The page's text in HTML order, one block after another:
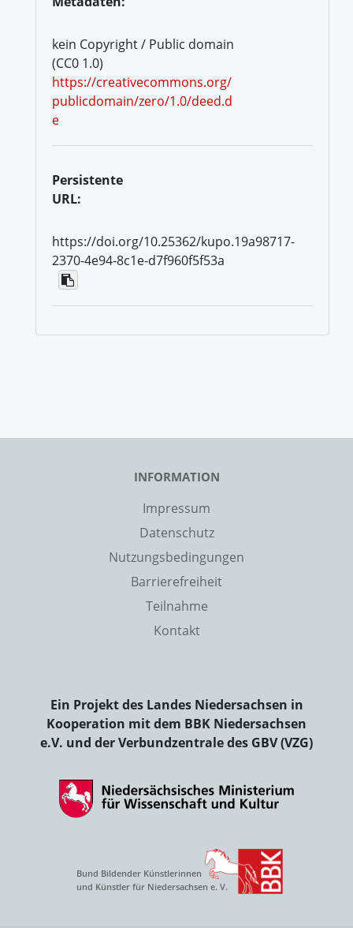
kein Copyright / Public domain
(CC0 1.0)
https://creativecommons.org/
publicdomain/zero/1.0/deed.d
e
Persistente
URL:
https://doi.org/10.25362/kupo.19a98717-
2370-4e94-8c1e-d7f960f5f53a
INFORMATION
Impressum
Datenschutz
Nutzungsbedingungen
Barrierefreiheit
Teilnahme
Kontakt
Ein Projekt des Landes Niedersachsen in
Kooperation mit dem BBK Niedersachsen
e.V. und der Verbundzentrale des GBV (VZG)
Bund Bildender Künstlerinnen
und Künstler für Niedersachsen e. V.